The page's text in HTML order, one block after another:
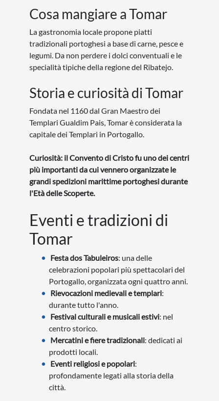
Cosa mangiare a Tomar
La gastronomia locale propone piatti
tradizionali portoghesi a base di carne, pesce e
legumi. Da non perdere i dolci conventuali e le
specialità tipiche della regione del Ribatejo.
Storia e curiosità di Tomar
Fondata nel 1160 dal Gran Maestro dei
Templari Gualdim Pais, Tomar è considerata la
capitale dei Templari in Portogallo.
Curiosità: il Convento di Cristo fu uno dei centri
più importanti da cui vennero organizzate le
grandi spedizioni marittime portoghesi durante
l'Età delle Scoperte.
Eventi e tradizioni di
Tomar
Festa dos Tabuleiros: una delle
celebrazioni popolari più spettacolari del
Portogallo, organizzata ogni quattro anni.
Rievocazioni medievali e templari:
durante tutto l'anno.
Festival culturali e musicali estivi: nel
centro storico.
Mercatini e fiere tradizionali: dedicati ai
prodotti locali.
Eventi religiosi e popolari:
profondamente legati alla storia della
città.